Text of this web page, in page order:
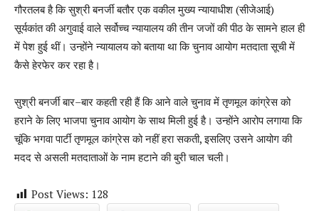
गौरतलब है कि सुश्री बनर्जी बतौर एक वकील मुख्य न्यायाधीश (सीजेआई)
सूर्यकांत की अगुवाई वाले सर्वोच्च न्यायालय की तीन जजों की पीठ के सामने हाल ही
में पेश हुई थीं। उन्होंने न्यायालय को बताया था कि चुनाव आयोग मतदाता सूची में
कैसे हेरफेर कर रहा है।
सुश्री बनर्जी बार–बार कहती रही हैं कि आने वाले चुनाव में तृणमूल कांग्रेस को
हराने के लिए भाजपा चुनाव आयोग के साथ मिली हुई है। उन्होंने आरोप लगाया कि
चूंकि भगवा पार्टी तृणमूल कांग्रेस को नहीं हरा सकती,इसलिए उसने आयोग की
मदद से असली मतदाताओं के नाम हटाने की बुरी चाल चली।
Post Views: 128